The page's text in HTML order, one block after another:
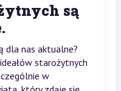
są
dla nas aktualne?
starożytnych
w